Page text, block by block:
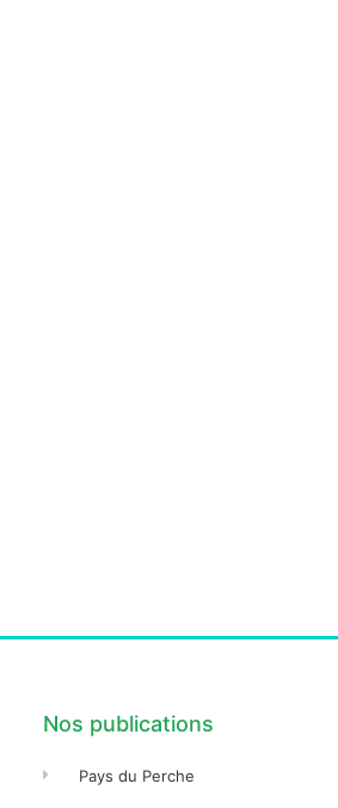
Nos publications
Pays du Perche